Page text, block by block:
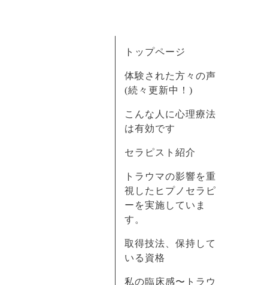
トップページ
体験された方々の声
(続々更新中！)
こんな人に心理療法
は有効です
セラピスト紹介
トラウマの影響を重
視したヒプノセラピ
ーを実施していま
す。
取得技法、保持して
いる資格
私の臨床感〜トラウ